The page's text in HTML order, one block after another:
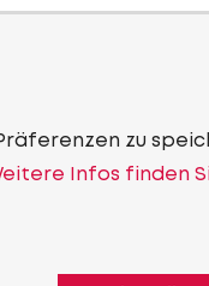
zu
Infos finden